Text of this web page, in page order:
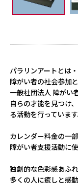
パラリンアートとは・
障がい者の社会参加
一般社団法人 障がい
自らの才能を見つけ
る活動を行っています
カレンダー料金の一
障がい者支援活動に
独創的な色彩感あふ
多くの人に癒しと感